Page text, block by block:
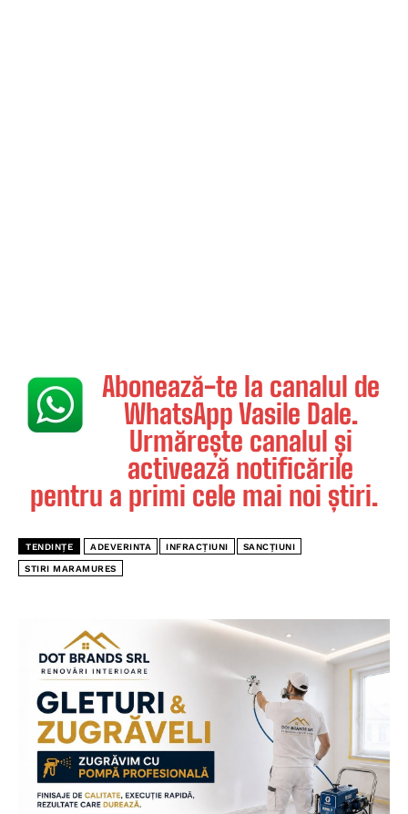
Abonează-te la canalul de
WhatsApp Vasile Dale.
Urmărește canalul și
activează notificările
pentru a primi cele mai noi știri.
TENDINȚE ADEVERINTA INFRACŢIUNI SANCȚIUNI
STIRI MARAMURES